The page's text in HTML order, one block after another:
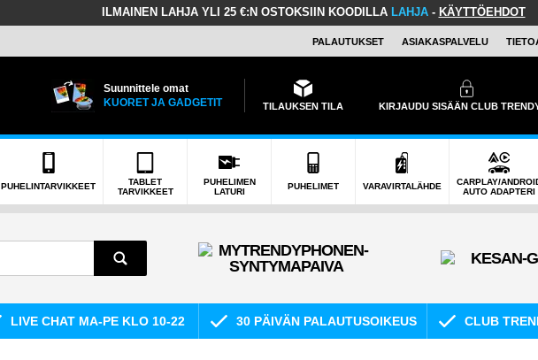
ILMAINEN LAHJA YLI 25 €:N OSTOKSIIN KOODILLA LAHJA- KÄYTTÖEHDOT
PALAUTUKSET ASIAKASPALVELU
Suunnittele omat
KUORET JA GADGETIT
TILAUKSEN TILA KIRJAUDU SISÄÄN CLUB
PUHELINTARVIKKEET
TABLET
TARVIKKEET
PUHELIMEN
LATURI
PUHELIMET VARAVIRTALÄHDE
CARPLAY/
AUTO ADAPTERI
LIVE CHAT MA-PE KLO 10-22 30 PÄIVÄN PALAUTUSOIKEUS CLUB